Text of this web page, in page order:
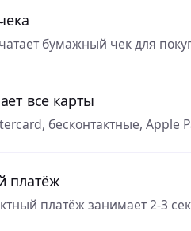
бумажный чек для
все карты
бесконтактные, Apple
платёж
платёж занимает 2-3